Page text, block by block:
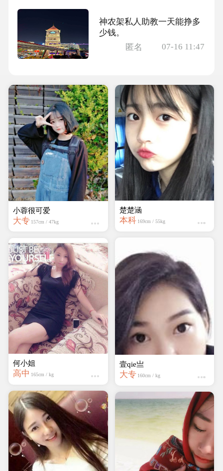
神农架私人助教一天能挣多
少钱。
匿名
07-16 11:47
小蓉很可爱
大专 157cm / 47kg
何小姐
高中 165cm / kg
楚楚涵
本科 169cm / 55kg
壹qie亗
大专 160cm / kg